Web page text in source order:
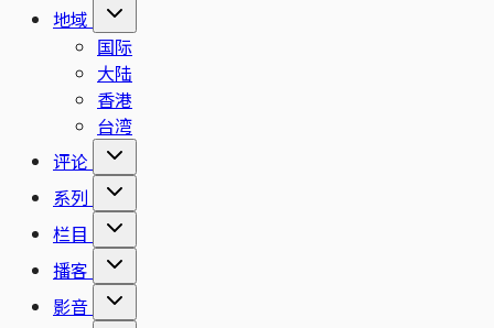
地域
国际
大陆
香港
台湾
评论
系列
栏目
播客
影音